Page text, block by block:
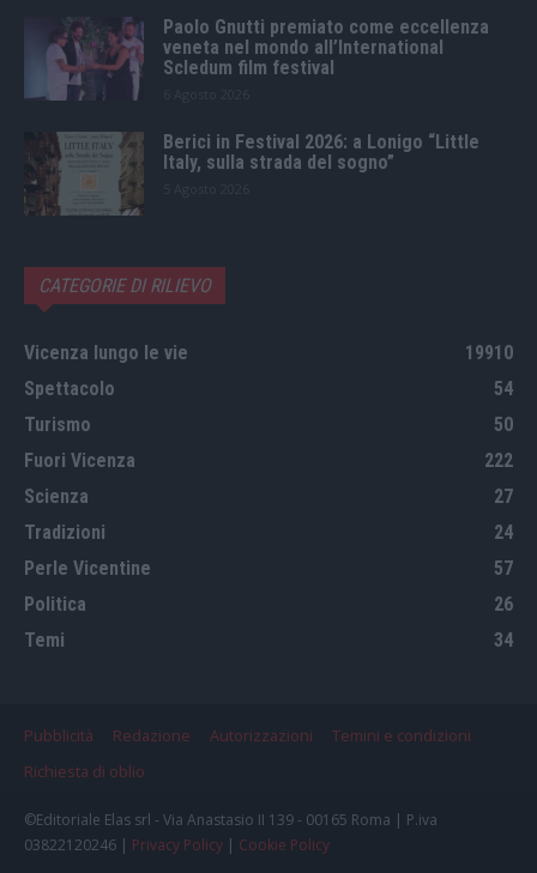
Paolo Gnutti premiato come eccellenza
veneta nel mondo all’International
Scledum film festival
Berici in Festival 2026: a Lonigo “Little
Italy, sulla strada del sogno”
CATEGORIE DI RILIEVO
Vicenza lungo le vie
19910
Spettacolo
54
Turismo
50
Fuori Vicenza
222
Scienza
27
Tradizioni
24
Perle Vicentine
57
Politica
26
Temi
34
Pubblicità Redazione Autorizzazioni
Temini e condizioni
Richiesta di oblio
©Editoriale Elas srl - Via Anastasio II 139 - 00165 Roma | P.iva
03822120246 | Privacy Policy | Cookie Policy